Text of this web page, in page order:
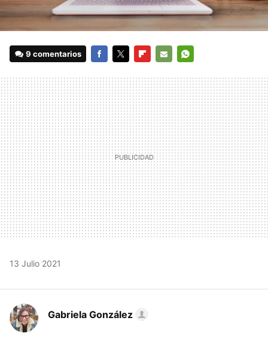
9 comentarios
MAIL
13 Julio 2021
Gabriela González